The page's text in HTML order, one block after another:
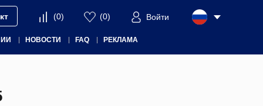
(0) (0) Войти
НОВОСТИ FAQ РЕКЛАМА